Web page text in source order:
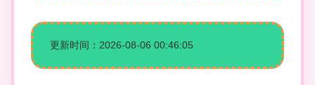
更新时间：2026-08-06 00:46:05